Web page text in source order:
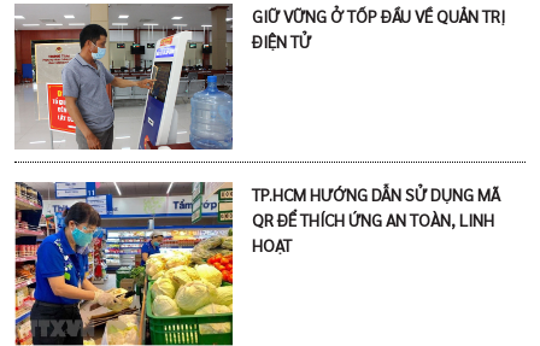
GIỮ VỮNG Ở TỐP ĐẦU VỀ QUẢN TRỊ
ĐIỆN TỬ
TP.HCM HƯỚNG DẪN SỬ DỤNG MÃ
QR ĐỂ THÍCH ỨNG AN TOÀN, LINH
HOẠT